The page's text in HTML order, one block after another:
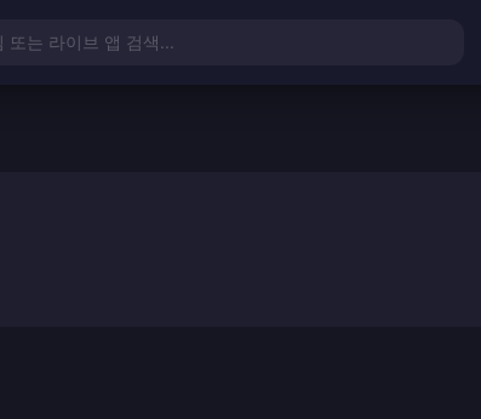
또는 라이브 앱 검색...